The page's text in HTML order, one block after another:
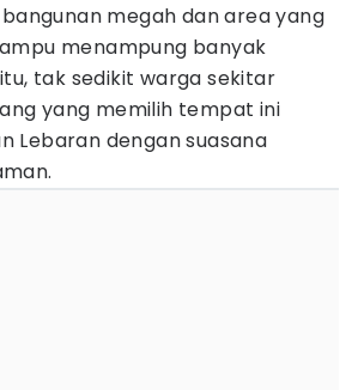
megah dan area yang
menampung banyak
tak sedikit warga sekitar
yang memilih tempat ini
Lebaran dengan suasana